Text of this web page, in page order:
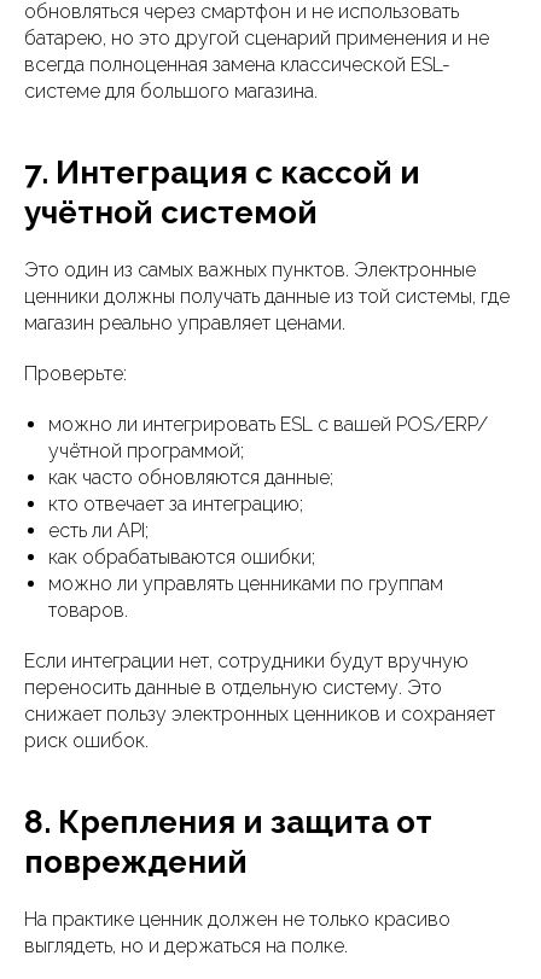
обновляться через смартфон и не использовать
батарею, но это другой сценарий применения и не
всегда полноценная замена классической ESL-
системе для большого магазина.
7. Интеграция с кассой и
учётной системой
Это один из самых важных пунктов. Электронные
ценники должны получать данные из той системы, где
магазин реально управляет ценами.
Проверьте:
можно ли интегрировать ESL с вашей POS/ERP/
учётной программой;
как часто обновляются данные;
кто отвечает за интеграцию;
есть ли API;
как обрабатываются ошибки;
можно ли управлять ценниками по группам
товаров.
Если интеграции нет, сотрудники будут вручную
переносить данные в отдельную систему. Это
снижает пользу электронных ценников и сохраняет
риск ошибок.
8. Крепления и защита от
повреждений
На практике ценник должен не только красиво
выглядеть, но и держаться на полке.